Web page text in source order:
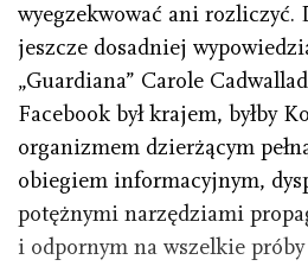
wyegzekwować ani rozliczyć.
jeszcze dosadniej
„Guardiana” Carole
Facebook był krajem, byłby
organizmem dzierżącym
obiegiem informacyjnym,
potężnymi narzędziami
i odpornym na wszelkie